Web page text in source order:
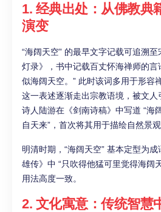
1. 经典出处：从佛教典
演变
“海阔天空” 的最早文字记载可追溯
灯录》，书中记载百丈怀海禅师的言
似海阔天空。” 此时该词多用于形容
这一表述逐渐走出宗教语境，被文
诗人陆游在《剑南诗稿》中写道 “海
自天来”，首次将其用于描绘自然景观
明清时期，“海阔天空” 基本定型为
雄传》中 “只吹得他猛可里觉得海阔
用法高度一致。
2. 文化寓意：传统智慧